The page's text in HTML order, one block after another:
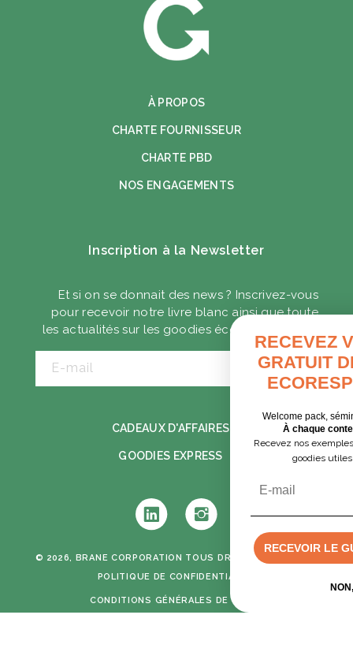
À PROPOS
CHARTE FOURNISSEUR
CHARTE PBD
NOS ENGAGEMENTS
Inscription à la Newsletter
Et si on se donnait des news ? Inscrivez-vous
pour recevoir notre livre blanc ainsi que toute
les actualités sur les goodies écoresponsables.
E-mail
CADEAUX D'AFFAIRES
GOODIES EXPRESS
Tumblr Instagram
© 2026, BRANE CORPORATION TOUS DROITS RÉSERVÉS -
POLITIQUE DE CONFIDENTIALITÉ
CONDITIONS GÉNÉRALES DE VENTE
RECEVEZ VOTRE GUIDE
GRATUIT DES GOODIES
ECORESPONSABLES
Welcome pack, séminaire, cadeaux clients…
À chaque contexte, ses solutions.
Recevez nos exemples concrets pour choisir des
goodies utiles et responsables.
RECEVOIR LE GUIDE PDF GRATUIT